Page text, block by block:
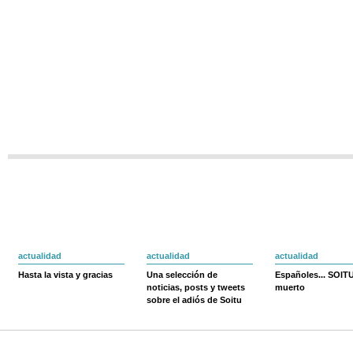
actualidad
Hasta la vista y gracias
actualidad
Una selección de
noticias, posts y tweets
sobre el adiós de Soitu
actualidad
Españoles...
muerto